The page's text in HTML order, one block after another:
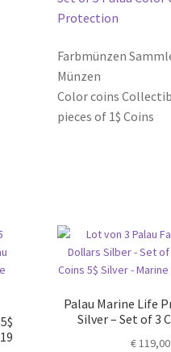
Farbmünzen
Münzen
Color coins
pieces of 1$ Coins
Palau Marine Life
Silver – Set of 3
€119,00